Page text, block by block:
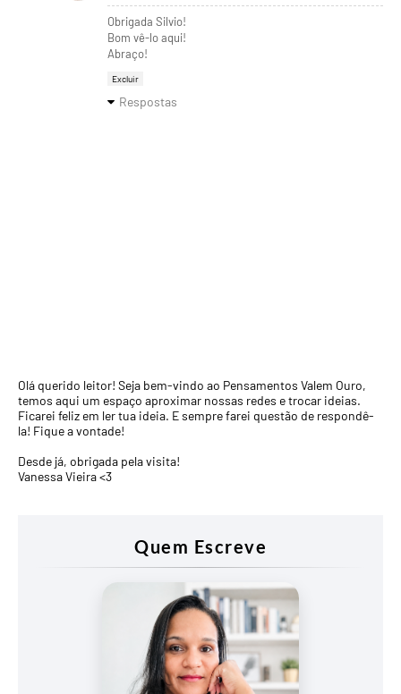
Obrigada Silvio!
Bom vê-lo aqui!
Abraço!
Excluir
Respostas
Olá querido leitor! Seja bem-vindo ao Pensamentos Valem Ouro,
temos aqui um espaço aproximar nossas redes e trocar ideias.
Ficarei feliz em ler tua ideia. E sempre farei questão de respondê-
la! Fique a vontade!
Desde já, obrigada pela visita!
Vanessa Vieira <3
Quem Escreve